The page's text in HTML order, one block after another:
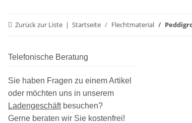
Zurück zur Liste Startseite Flechtmaterial
Telefonische Beratung
Sie haben Fragen zu einem Artikel
oder möchten uns in unserem
Ladengeschäftbesuchen?
Gerne beraten wir Sie kostenfrei!